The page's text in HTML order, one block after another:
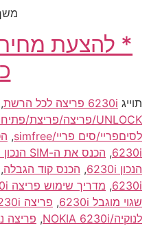
* להצעת מחיר
תוייג 6230i פריצה לכל הרשת ,
לסיםפריי/סים פריי/simfree
,
6230i
, הכנס את ה-SIM הנכון 6230i
הנכון 6230i
, הכנס קוד הגבלה,
6230i
, מדריך שימוש פריצה 6230i נוקיה NOKIA
שגוי מוגבל 6230i
, פריצה 6230i
לנוקיה/NOKIA 6230i
, פריצה